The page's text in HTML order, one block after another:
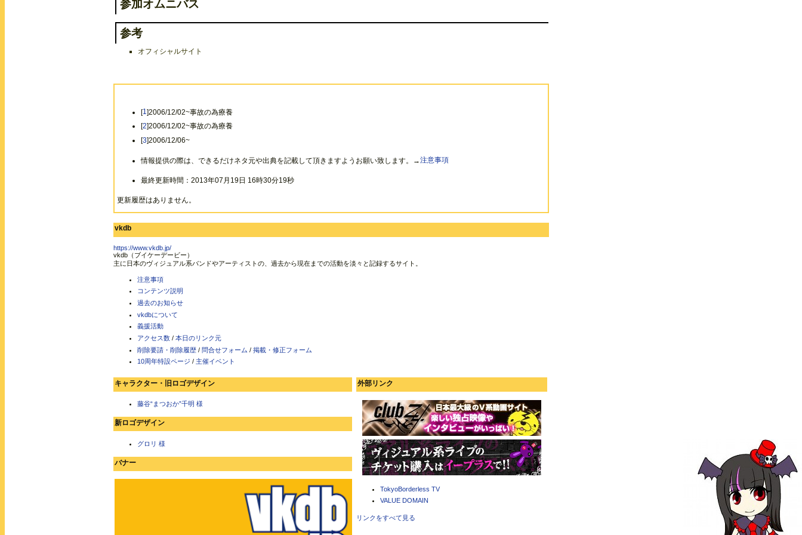
参加オムニバス
参考
オフィシャルサイト
[1]2006/12/02~事故の為療養
[2]2006/12/02~事故の為療養
[3]2006/12/06~
情報提供の際は、できるだけネタ元や出典を記載して頂きますようお願い致します。→注意事項
最終更新時間：2013年07月19日 16時30分19秒
更新履歴はありません。
vkdb
https://www.vkdb.jp/
vkdb（ブイケーデービー）
主に日本のヴィジュアル系バンドやアーティストの、過去から現在までの活動を淡々と記録するサイト。
注意事項
コンテンツ説明
過去のお知らせ
vkdbについて
義援活動
アクセス数 / 本日のリンク元
削除要請・削除履歴 / 問合せフォーム / 掲載・修正フォーム
10周年特設ページ / 主催イベント
キャラクター・旧ロゴデザイン
藤谷“まつおか”千明 様
新ロゴデザイン
グロリ 様
バナー
外部リンク
TokyoBorderless TV
VALUE DOMAIN
リンクをすべて見る